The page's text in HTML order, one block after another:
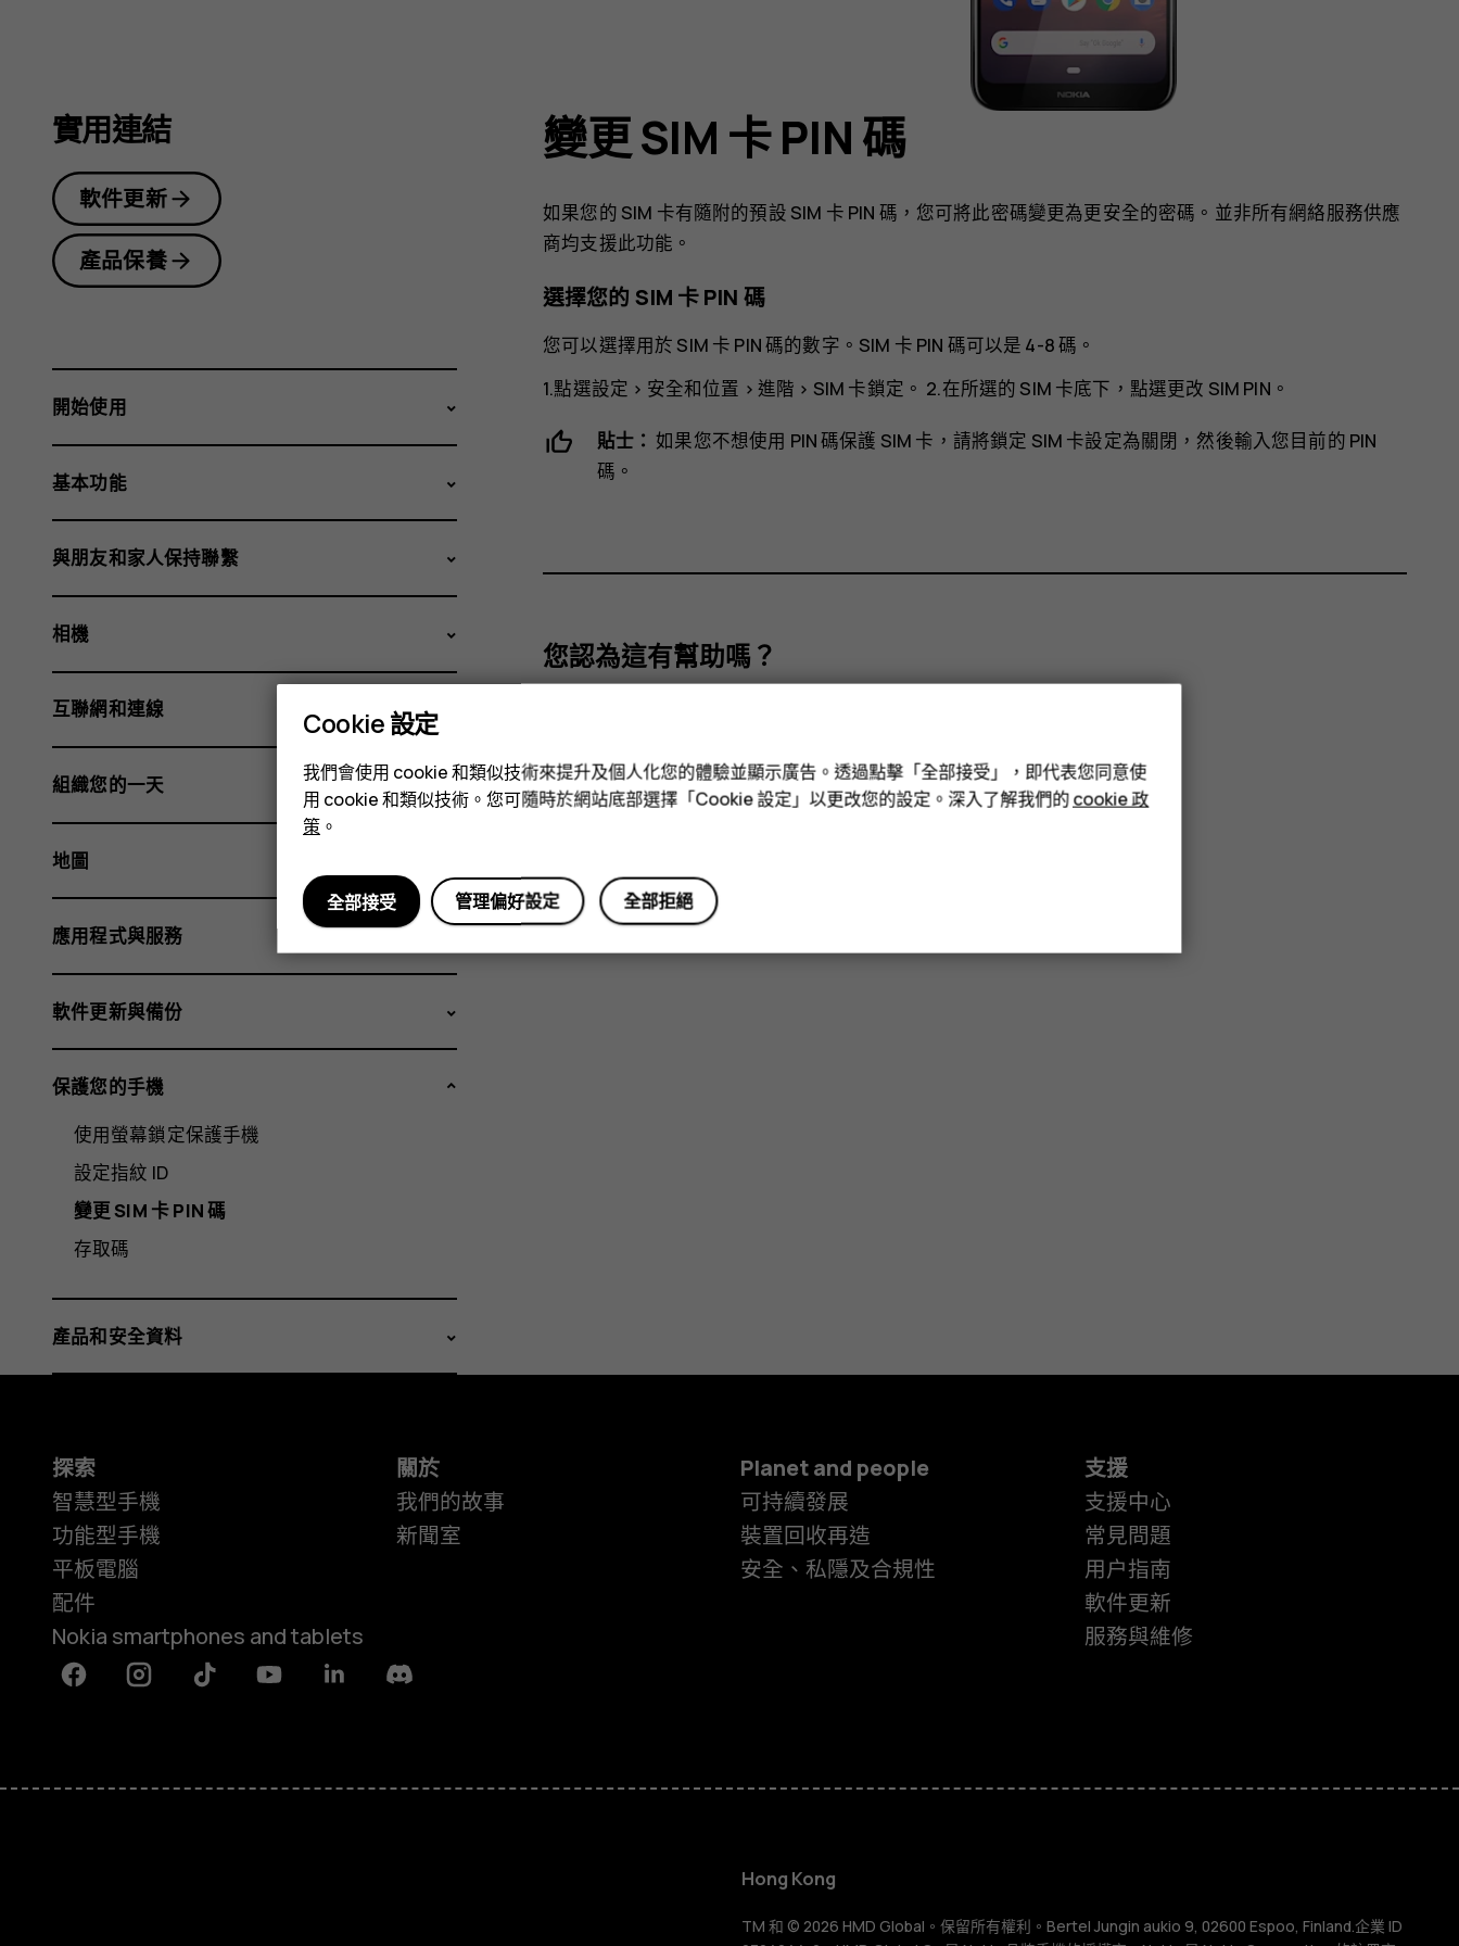
南
智慧型手機
功能型手機
變更 SIM 卡 PIN 碼
如果您的 SIM 卡有隨附的預設 SIM 卡 PIN 碼，您可將此密碼變更為更安全的密碼。並非所有網絡服務供應
商均支援此功能。
選擇您的 SIM 卡 PIN 碼
您可以選擇用於 SIM 卡 PIN 碼的數字。SIM 卡 PIN 碼可以是 4-8 碼。
1.點選設定 > 安全和位置 > 進階 > SIM 卡鎖定 。 2.在所選的 SIM 卡底下，點選更改 SIM PIN 。
貼士： 如果您不想使用 PIN 碼保護 SIM 卡，請將鎖定 SIM 卡設定為關閉 ，然後輸入您目前的 PIN
碼。
您認為這有幫助嗎？
實用連結
軟件更新
產品保養
開始使用
基本功能
與朋友和家人保持聯繫
相機
互聯網和連線
組織您的一天
地圖
應用程式與服務
軟件更新與備份
保護您的手機
使用螢幕鎖定保護手機
設定指紋 ID
變更 SIM 卡 PIN 碼
存取碼
產品和安全資料
探索
智慧型手機
功能型手機
平板電腦
配件
Nokia smartphones and tablets
關於
我們的故事
新聞室
Planet and people
可持續發展
裝置回收再造
安全、私隱及合規性
支援
支援中心
常見問題
用户指南
軟件更新
服務與維修
FacebookInstagramTiktok YoutubeLinkedinDiscord
Hong Kong
TM 和 © 2026 HMD Global。保留所有權利。Bertel Jungin aukio 9, 02600 Espoo, Finland.企業 ID
Cookie 設定
我們會使用 cookie 和類似技術來提升及個人化您的體驗並顯示廣告。透過點擊「全部接受」，即代表您同意使
用 cookie 和類似技術。您可隨時於網站底部選擇「Cookie 設定」以更改您的設定。深入了解我們的cookie 政
策 。
全部拒絕
管理偏好設定
全部接受